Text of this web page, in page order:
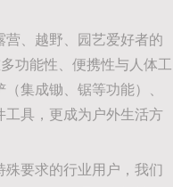
营、越野、园艺爱好者的
功能性、便携性与人体工
集成锄、锯等功能）、
工具，更成为户外生活方
殊要求的行业用户，我们